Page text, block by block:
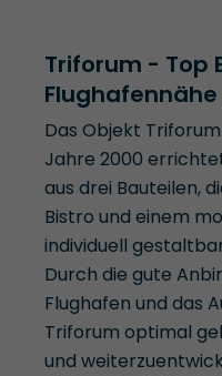
Triforum - Top
Das Objekt
Jahre 2000
aus drei Bauteilen,
Bistro und einem
individuell
Durch die gute
Flughafen und das
Triforum optimal
und